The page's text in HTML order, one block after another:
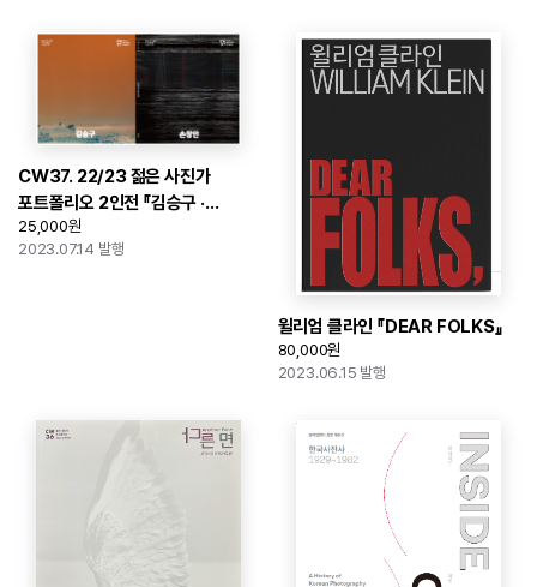
CW37. 22/23 젊은 사진가
포트폴리오 2인전 『김승구 ·
손창안』
25,000원
2023.07.14 발행
윌리엄 클라인 『DEAR FOLKS』
80,000원
2023.06.15 발행